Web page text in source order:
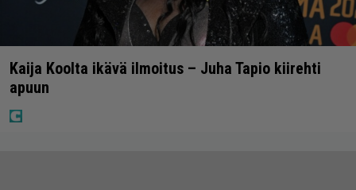
Kaija Koolta ikävä ilmoitus – Juha Tapio kiirehti
apuun